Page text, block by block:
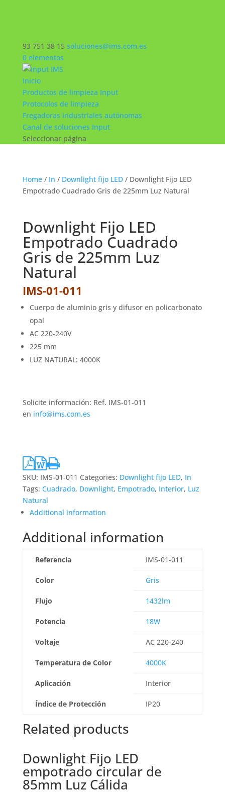
93 751 38 15 soluciones@ims.com.es
0 elementos
Inicio
Productos de limpieza Input
Protocolos de limpieza
Fregadoras industriales autónomas
Canal de soluciones Input
Seleccionar página
Home/ In / Downlight fijo LED/ Downlight Fijo LED
Empotrado Cuadrado Gris de 225mm Luz Natural
Downlight Fijo LED
Empotrado Cuadrado
Gris de 225mm Luz
Natural
IMS-01-011
Cuerpo de aluminio gris y difusor en policarbonato
opal
AC 220-240V
225 mm
LUZ NATURAL: 4000K
Solicite información: Ref. IMS-01-011
en info@ims.com.es
SKU: IMS-01-011 Categories: Downlight fijo LED, In
Tags: Cuadrado, Downlight, Empotrado, Interior, Luz
Natural
Additional information
Additional information
Referencia IMS-01-011
Color Gris
Flujo 1432lm
Potencia 18W
Voltaje AC 220-240
Temperatura de Color 4000K
Aplicación Interior
Índice de Protección IP20
Related products
Downlight Fijo LED
empotrado circular de
85mm Luz Cálida